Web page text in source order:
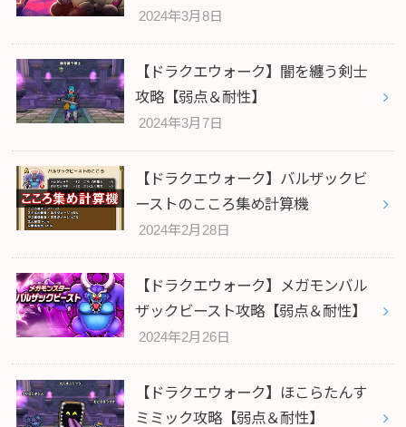
2024年3月8日
【ドラクエウォーク】闇を纏う剣士
攻略【弱点＆耐性】
2024年3月7日
【ドラクエウォーク】バルザックビ
ーストのこころ集め計算機
2024年2月28日
【ドラクエウォーク】メガモンバル
ザックビースト攻略【弱点＆耐性】
2024年2月26日
【ドラクエウォーク】ほこらたんす
ミミック攻略【弱点＆耐性】